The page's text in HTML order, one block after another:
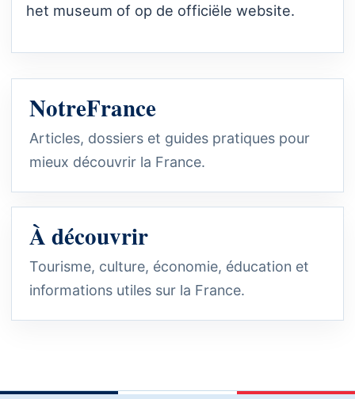
het museum of op de officiële website.
NotreFrance
Articles, dossiers et guides pratiques pour
mieux découvrir la France.
À découvrir
Tourisme, culture, économie, éducation et
informations utiles sur la France.